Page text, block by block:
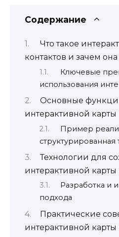
Содержание
Что такое
контактов и зачем
Ключевые
использования
Основные
интерактивной карты
Пример
Технологии для
интерактивной карты
Разработка и
подхода
Практические
интерактивной карты